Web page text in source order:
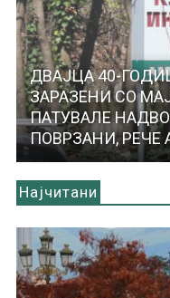
ДВАЈЦА 40-
ЗАРАЗЕНИ СО
ПАТУВАЛЕ
ПОВРЗАНИ,
Најчитани